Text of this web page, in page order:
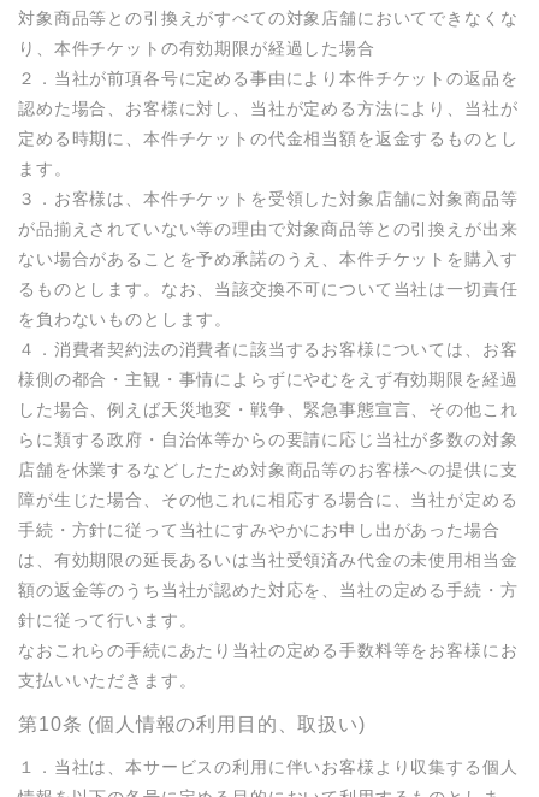
対象商品等との引換えがすべての対象店舗においてできなくな
り、本件チケットの有効期限が経過した場合
２．当社が前項各号に定める事由により本件チケットの返品を
認めた場合、お客様に対し、当社が定める方法により、当社が
定める時期に、本件チケットの代金相当額を返金するものとし
ます。
３．お客様は、本件チケットを受領した対象店舗に対象商品等
が品揃えされていない等の理由で対象商品等との引換えが出来
ない場合があることを予め承諾のうえ、本件チケットを購入す
るものとします。なお、当該交換不可について当社は一切責任
を負わないものとします。
４．消費者契約法の消費者に該当するお客様については、お客
様側の都合・主観・事情によらずにやむをえず有効期限を経過
した場合、例えば天災地変・戦争、緊急事態宣言、その他これ
らに類する政府・自治体等からの要請に応じ当社が多数の対象
店舗を休業するなどしたため対象商品等のお客様への提供に支
障が生じた場合、その他これに相応する場合に、当社が定める
手続・方針に従って当社にすみやかにお申し出があった場合
は、有効期限の延長あるいは当社受領済み代金の未使用相当金
額の返金等のうち当社が認めた対応を、当社の定める手続・方
針に従って行います。
なおこれらの手続にあたり当社の定める手数料等をお客様にお
支払いいただきます。
第10条 (個人情報の利用目的、取扱い)
１．当社は、本サービスの利用に伴いお客様より収集する個人